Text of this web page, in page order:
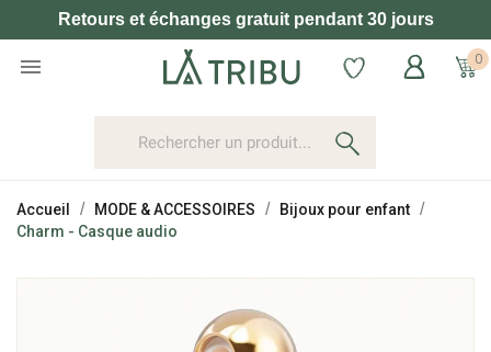
Retours et échanges gratuit pendant 30 jours
 0
Accueil MODE & ACCESSOIRES
Bijoux pour enfant
Charm - Casque audio